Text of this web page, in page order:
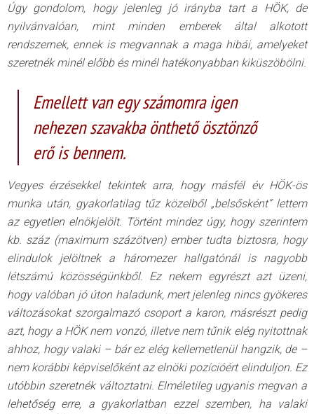
Úgy gondolom, hogy jelenleg jó irányba tart a HÖK, de
nyilvánvalóan, mint minden emberek által alkotott
rendszernek, ennek is megvannak a maga hibái, amelyeket
szeretnék minél előbb és minél hatékonyabban kiküszöbölni.
Emellett van egy számomra igen
nehezen szavakba önthető ösztönző
erő is bennem.
Vegyes érzésekkel tekintek arra, hogy másfél év HÖK-ös
munka után, gyakorlatilag tűz közelből „belsősként” lettem
az egyetlen elnökjelölt. Történt mindez úgy, hogy szerintem
kb. száz (maximum százötven) ember tudta biztosra, hogy
elindulok jelöltnek a háromezer hallgatónál is nagyobb
létszámú közösségünkből. Ez nekem egyrészt azt üzeni,
hogy valóban jó úton haladunk, mert jelenleg nincs gyökeres
változásokat szorgalmazó csoport a karon, másrészt pedig
azt, hogy a HÖK nem vonzó, illetve nem tűnik elég nyitottnak
ahhoz, hogy valaki – bár ez elég kellemetlenül hangzik, de –
nem korábbi képviselőként az elnöki pozícióért elinduljon. Ez
utóbbin szeretnék változtatni. Elméletileg ugyanis megvan a
lehetőség erre, a gyakorlatban ezzel szemben, ha valaki